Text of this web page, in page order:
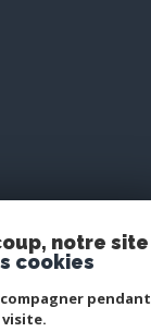
notre site
cookies
pendant